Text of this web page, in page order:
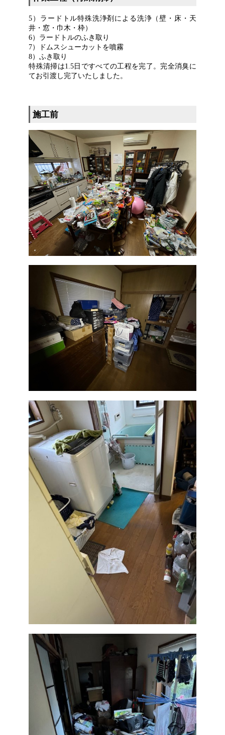
5）ラードトル特殊洗浄剤による洗浄（壁・床・天
井・窓・巾木・枠）
6）ラードトルのふき取り
7）ドムスシューカットを噴霧
8）ふき取り
特殊清掃は1.5日ですべての工程を完了。完全消臭に
てお引渡し完了いたしました。
施工前